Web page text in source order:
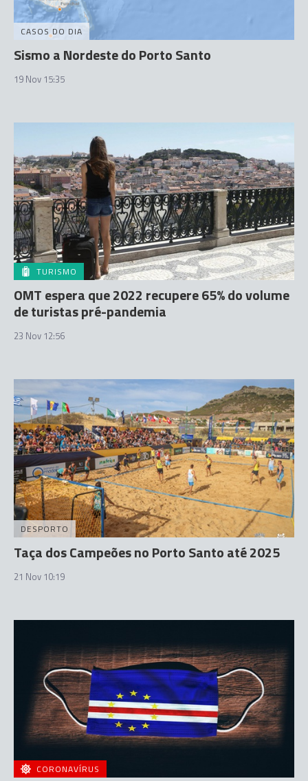
CASOS DO DIA
Sismo a Nordeste do Porto Santo
19 Nov 15:35
TURISMO
OMT espera que 2022 recupere 65% do volume
de turistas pré-pandemia
23 Nov 12:56
DESPORTO
Taça dos Campeões no Porto Santo até 2025
21 Nov 10:19
CORONAVÍRUS